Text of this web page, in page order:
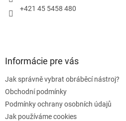
+421 45 5458 480
Informácie pre vás
Jak správně vybrat obráběcí nástroj?
Obchodní podmínky
Podmínky ochrany osobních údajů
Jak používáme cookies